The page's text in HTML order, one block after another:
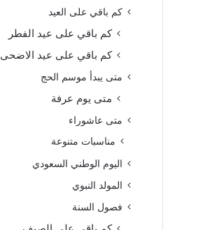
كم باقي على العيد
كم باقي على عيد الفطر
كم باقي على عيد الاضحى
متى يبدأ موسم الحج
متى يوم عرفة
متى عاشوراء
مناسبات متنوعة
اليوم الوطني السعودي
المولد النبوي
فصول السنة